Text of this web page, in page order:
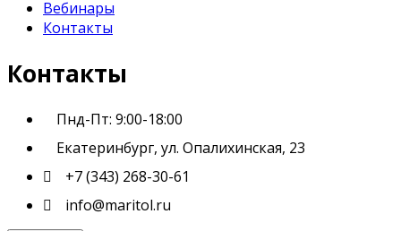
Вебинары
Контакты
Контакты
Пнд-Пт: 9:00-18:00
Екатеринбург, ул. Опалихинская, 23
+7 (343) 268-30-61
info@maritol.ru